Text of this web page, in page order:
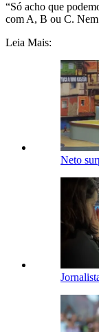
“Só acho que
com A, B ou C. Nem
Leia Mais:
Neto